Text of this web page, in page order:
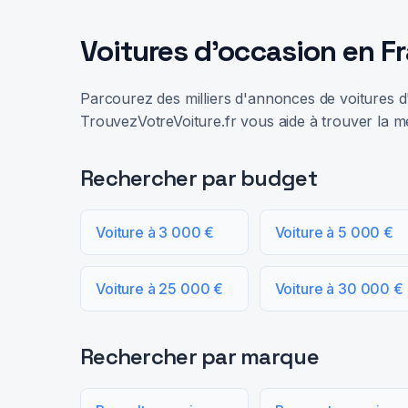
Voitures d'occasion en
Parcourez des milliers d'annonces de voitures
TrouvezVotreVoiture.fr vous aide à trouver la
Rechercher par budget
Voiture à 3 000 € Voiture à 5 000 €
Voiture à 25 000 € Voiture à 30 000 €
Rechercher par marque